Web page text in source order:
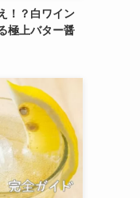
！？白ワイン
極上バター醤